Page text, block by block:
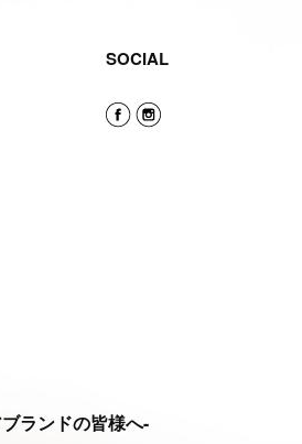
SOCIAL
ランドの皆様へ-